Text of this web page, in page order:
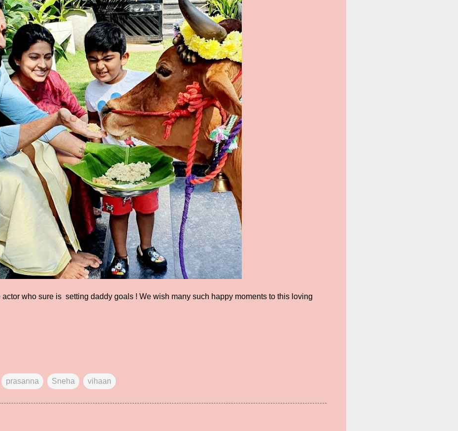
actor who sure is setting daddy goals ! We wish many such happy moments to this loving
prasanna Sneha vihaan